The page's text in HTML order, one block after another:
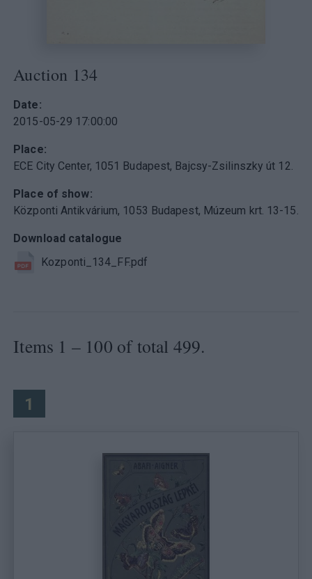
Auction 134
Date
2015-05-29 17:00:00
Place
ECE City Center, 1051 Budapest, Bajcsy-Zsilinszky út 12.
Place of show
Központi Antikvárium, 1053 Budapest, Múzeum krt. 13-15.
Download catalogue
Kozponti_134_FF.pdf
Items 1 – 100 of total 499.
1